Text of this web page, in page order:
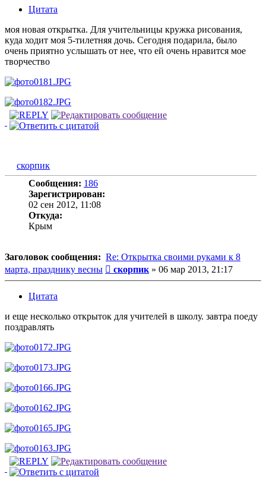
Цитата
моя новая открытка. Для учительницы кружка рисования,
куда ходит моя 5-тилетняя дочь. Сегодня подарила, было
очень приятно услышать от нее, что ей очень нравится мое
творчество
скорпик
Сообщения: 186
Зарегистрирован:
02 сен 2012, 11:08
Откуда:
Крым
Заголовок сообщения: Re: Открытка своими руками к 8
марта, празднику весны
Сообщение
скорпик » 06 мар 2013, 21:17
Цитата
и еще несколько открыток для учителей в школу. завтра поеду
поздравлять